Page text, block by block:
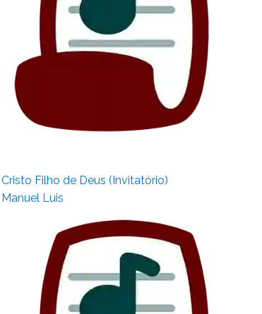
Cristo Filho de Deus (Invitatório)
Manuel Luis